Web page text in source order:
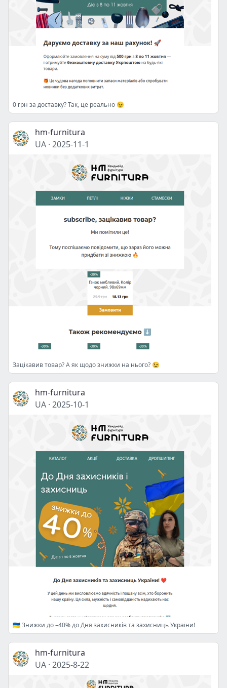
0 грн за доставку? Так, це реально 😉
hm-furnitura
UA · 2025-11-1
Зацікавив товар? А як щодо знижки на нього? 😉
hm-furnitura
UA · 2025-10-1
🇺🇦 Знижки до –40% до Дня захисників та захисниць України!
hm-furnitura
UA · 2025-8-22